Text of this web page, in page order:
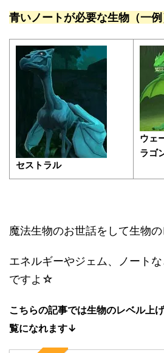
青いノートが必要な生物（一例
セストラル
ウェ
ラゴ
魔法生物のお世話をして生物の
エネルギーやジェム、ノート
ですよ☆
こちらの記事では生物のレベル上
覧になれます↓